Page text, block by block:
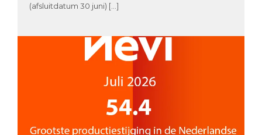
(afsluitdatum 30 juni) […]